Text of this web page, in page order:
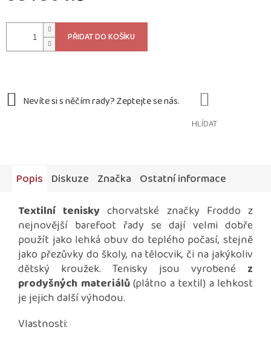
cena:
PŘIDAT DO KOŠÍKU
HLÍDAT
Popis Diskuze Značka Ostatní informace
Textilní tenisky chorvatské značky Froddo z
nejnovější barefoot řady se dají velmi dobře
použít jako lehká obuv do teplého počasí, stejně
jako přezůvky do školy, na tělocvik, či na jakýkoliv
dětský kroužek. Tenisky jsou vyrobené z
prodyšných materiálů(plátno a textil) a lehkost
je jejich další výhodou.
Vlastnosti: